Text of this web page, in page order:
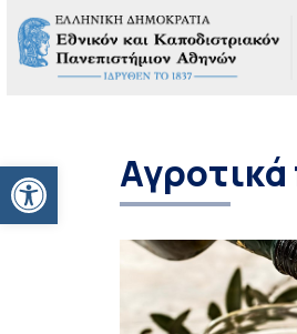
Ανοίξτε τη γραμμή εργαλείωνΑγροτικά